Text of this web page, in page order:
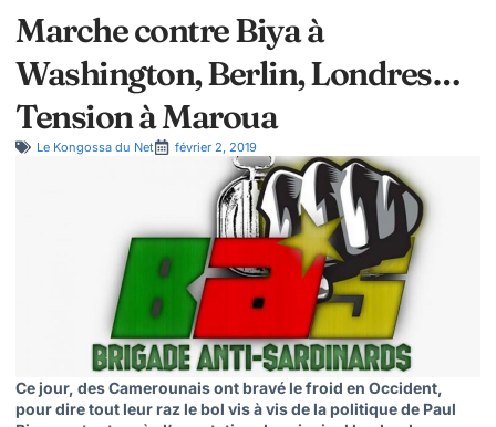
Marche contre Biya à
Washington, Berlin, Londres…
Tension à Maroua
Le Kongossa du Net février 2, 2019
Ce jour, des Camerounais ont bravé le froid en Occident,
pour dire tout leur raz le bol vis à vis de la politique de Paul